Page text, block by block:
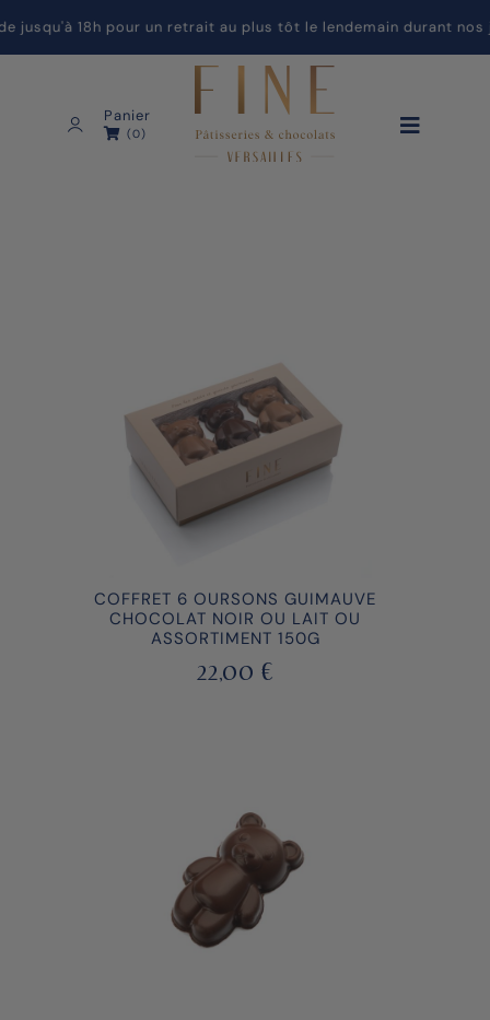
jusqu'à 18h pour un retrait au plus tôt le lendemain durant nos
Panier
(0)
COFFRET 6 OURSONS GUIMAUVE
CHOCOLAT NOIR OU LAIT OU
ASSORTIMENT 150G
22,00 €